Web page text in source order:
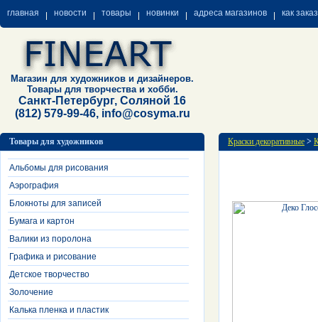
главная новости товары новинки адреса магазинов как
Магазин для художников и дизайнеров.
Товары для творчества и хобби.
Санкт-Петербург, Соляной 16
(812) 579-99-46, info@cosyma.ru
Товары для художников
Альбомы для рисования
Аэрография
Блокноты для записей
Бумага и картон
Валики из поролона
Графика и рисование
Детское творчество
Золочение
Калька пленка и пластик
Краски декоративные >